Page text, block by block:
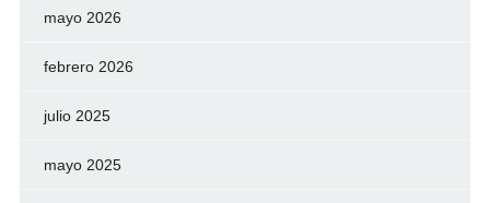
mayo 2026
febrero 2026
julio 2025
mayo 2025